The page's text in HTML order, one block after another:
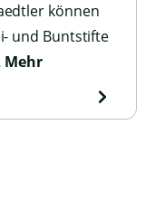
können
und Buntstifte
Mehr